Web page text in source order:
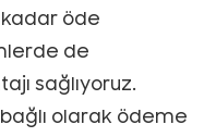
kadar öde
de
sağlıyoruz.
olarak ödeme